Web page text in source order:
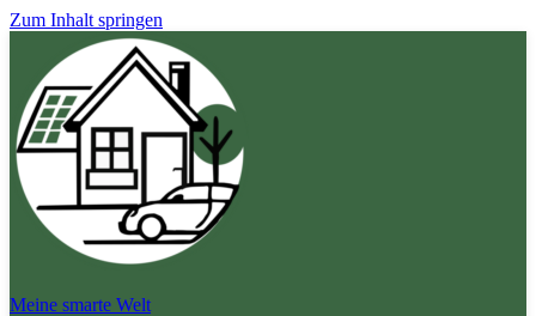
Zum Inhalt springen
Meine smarte Welt